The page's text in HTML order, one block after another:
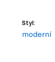
Styl:
moderní